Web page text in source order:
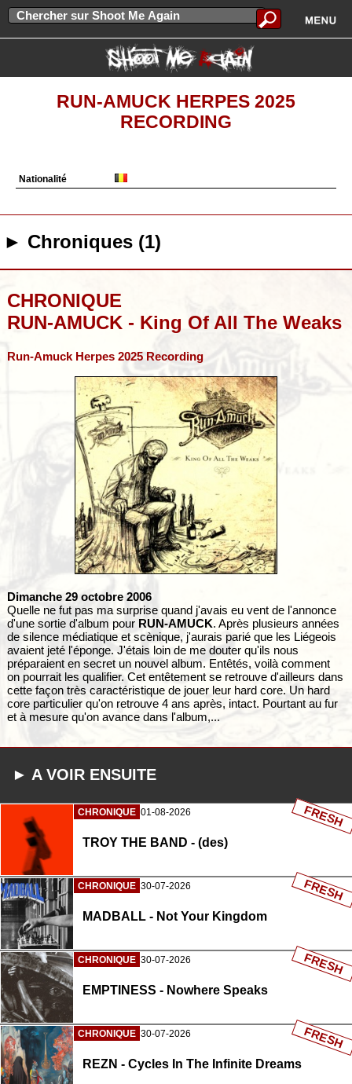
RUN-AMUCK HERPES 2025
RECORDING
Nationalité
► Chroniques (1)
CHRONIQUE
RUN-AMUCK - King Of All The Weaks
Run-Amuck Herpes 2025 Recording
Dimanche 29 octobre 2006
Quelle ne fut pas ma surprise quand j'avais eu vent de l'annonce
d'une sortie d'album pour RUN-AMUCK. Après plusieurs années
de silence médiatique et scènique, j'aurais parié que les Liégeois
avaient jeté l'éponge. J'étais loin de me douter qu'ils nous
préparaient en secret un nouvel album. Entêtés, voilà comment
on pourrait les qualifier. Cet entêtement se retrouve d'ailleurs dans
cette façon très caractéristique de jouer leur hard core. Un hard
core particulier qu'on retrouve 4 ans après, intact. Pourtant au fur
et à mesure qu'on avance dans l'album,...
► A VOIR ENSUITE
CHRONIQUE 01-08-2026
TROY THE BAND - (des)
FRESH
CHRONIQUE 30-07-2026
MADBALL - Not Your Kingdom
FRESH
CHRONIQUE 30-07-2026
EMPTINESS - Nowhere Speaks
FRESH
CHRONIQUE 30-07-2026
REZN - Cycles In The Infinite Dreams
FRESH